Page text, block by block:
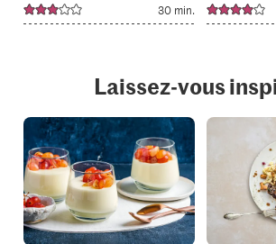
30 min.
Laissez-vous